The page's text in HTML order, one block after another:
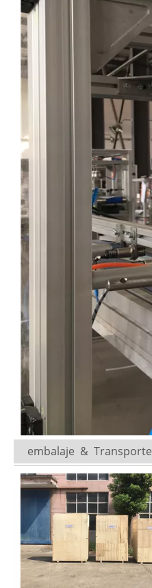
embalaje & Transporte